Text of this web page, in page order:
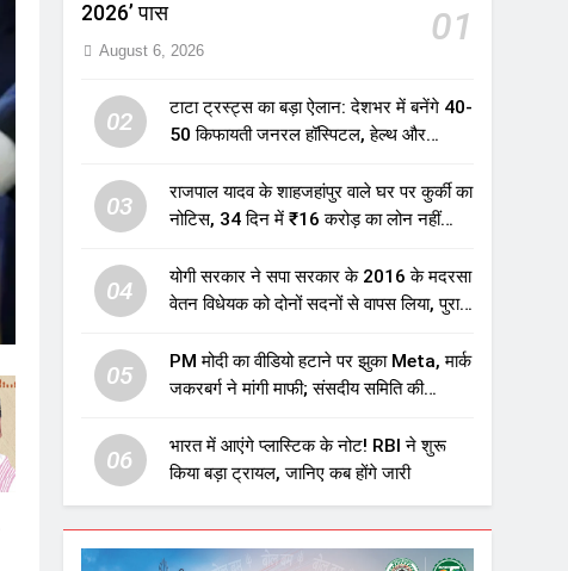
2026’ पास
01
August 6, 2026
02
टाटा ट्रस्ट्स का बड़ा ऐलान: देशभर में बनेंगे 40-
50 किफायती जनरल हॉस्पिटल, हेल्थ और
03
राजपाल यादव के शाहजहांपुर वाले घर पर कुर्की का
नोटिस, 34 दिन में ₹16 करोड़ का लोन नहीं
04
योगी सरकार ने सपा सरकार के 2016 के मदरसा
वेतन विधेयक को दोनों सदनों से वापस लिया, पुराने
उठाए सवाल
05
PM मोदी का वीडियो हटाने पर झुका Meta, मार्क
जकरबर्ग ने मांगी माफी; संसदीय समिति की
06
भारत में आएंगे प्लास्टिक के नोट! RBI ने शुरू
किया बड़ा ट्रायल, जानिए कब होंगे जारी